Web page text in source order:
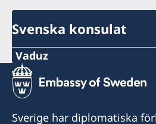
Svenska konsulat
Vaduz
Telefon:
+423 232 08 39
Sverige har diplomatiska